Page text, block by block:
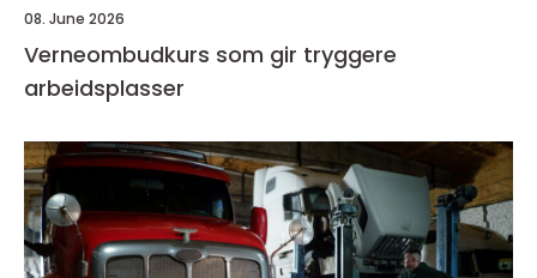
08. June 2026
Verneombudkurs som gir tryggere
arbeidsplasser